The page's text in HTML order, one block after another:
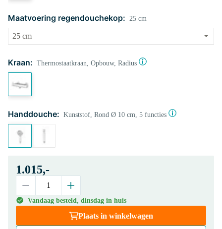
Maatvoering regendouchekop: 25 cm
Kraan: Thermostaatkraan, Opbouw, Radius
Handdouche: Kunststof, Rond Ø 10 cm, 5 functies
1.015,-
Vandaag besteld, dinsdag in huis
Plaats in winkelwagen